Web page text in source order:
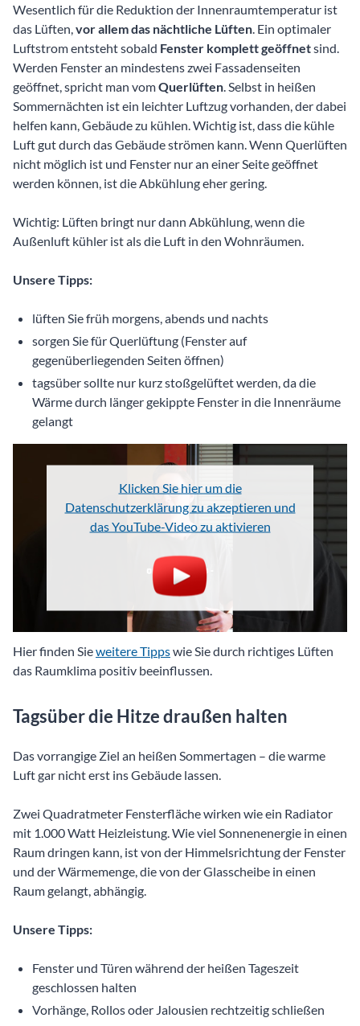
Wesentlich für die Reduktion der Innenraumtemperatur ist
das Lüften,vor allem das nächtliche Lüften. Ein optimaler
Luftstrom entsteht sobald Fenster komplett geöffnetsind.
Werden Fenster an mindestens zwei Fassadenseiten
geöffnet, spricht man vomQuerlüften. Selbst in heißen
Sommernächten ist ein leichter Luftzug vorhanden, der dabei
helfen kann, Gebäude zu kühlen. Wichtig ist, dass die kühle
Luft gut durch das Gebäude strömen kann. Wenn Querlüften
nicht möglich ist und Fenster nur an einer Seite geöffnet
werden können, ist die Abkühlung eher gering.
Wichtig: Lüften bringt nur dann Abkühlung, wenn die
Außenluft kühler ist als die Luft in den Wohnräumen.
Unsere Tipps:
lüften Sie früh morgens, abends und nachts
sorgen Sie für Querlüftung (Fenster auf
gegenüberliegenden Seiten öffnen)
tagsüber sollte nur kurz stoßgelüftet werden, da die
Wärme durch länger gekippte Fenster in die Innenräume
gelangt
Klicken Sie hier um die
Datenschutzerklärung zu akzeptieren und
das YouTube-Video zu aktivieren
Hier finden Sieweitere Tippswie Sie durch richtiges Lüften
das Raumklima positiv beeinflussen.
Tagsüber die Hitze draußen halten
Das vorrangige Ziel an heißen Sommertagen – die warme
Luft gar nicht erst ins Gebäude lassen.
Zwei Quadratmeter Fensterfläche wirken wie ein Radiator
mit 1.000 Watt Heizleistung. Wie viel Sonnenenergie in einen
Raum dringen kann, ist von der Himmelsrichtung der Fenster
und der Wärmemenge, die von der Glasscheibe in einen
Raum gelangt, abhängig.
Unsere Tipps:
Fenster und Türen während der heißen Tageszeit
geschlossen halten
Vorhänge, Rollos oder Jalousien rechtzeitig schließen